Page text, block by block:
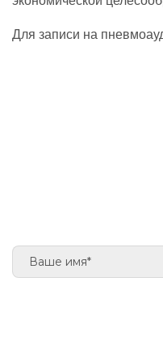
Для записи на